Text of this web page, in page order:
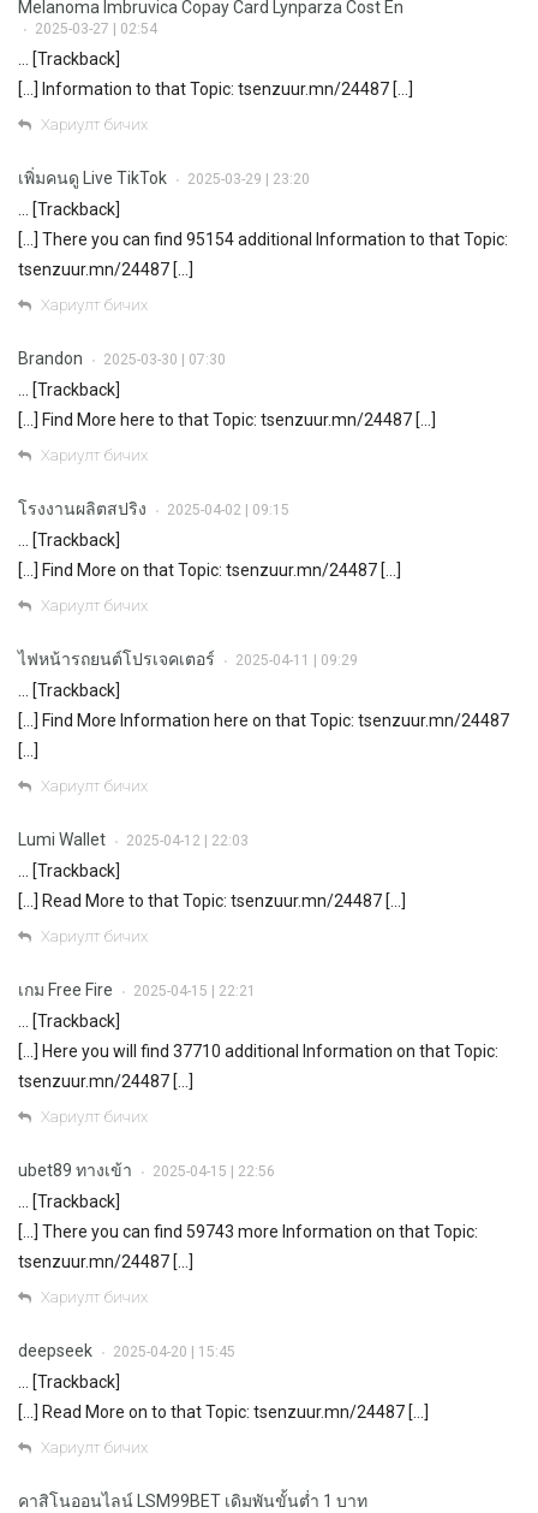
Melanoma Imbruvica Copay Card Lynparza Cost En
• 2025-03-27 | 02:54
… [Trackback]
[…] Information to that Topic: tsenzuur.mn/24487 […]
Хариулт бичих
เพิ่มคนดู Live TikTok • 2025-03-29 | 23:20
… [Trackback]
[…] There you can find 95154 additional Information to that Topic:
tsenzuur.mn/24487 […]
Хариулт бичих
Brandon • 2025-03-30 | 07:30
… [Trackback]
[…] Find More here to that Topic: tsenzuur.mn/24487 […]
Хариулт бичих
โรงงานผลิตสปริง • 2025-04-02 | 09:15
… [Trackback]
[…] Find More on that Topic: tsenzuur.mn/24487 […]
Хариулт бичих
ไฟหน้ารถยนต์โปรเจคเตอร์ • 2025-04-11 | 09:29
… [Trackback]
[…] Find More Information here on that Topic: tsenzuur.mn/24487
[…]
Хариулт бичих
Lumi Wallet • 2025-04-12 | 22:03
… [Trackback]
[…] Read More to that Topic: tsenzuur.mn/24487 […]
Хариулт бичих
เกม Free Fire • 2025-04-15 | 22:21
… [Trackback]
[…] Here you will find 37710 additional Information on that Topic:
tsenzuur.mn/24487 […]
Хариулт бичих
ubet89 ทางเข้า • 2025-04-15 | 22:56
… [Trackback]
[…] There you can find 59743 more Information on that Topic:
tsenzuur.mn/24487 […]
Хариулт бичих
deepseek • 2025-04-20 | 15:45
… [Trackback]
[…] Read More on to that Topic: tsenzuur.mn/24487 […]
Хариулт бичих
คาสิโนออนไลน์ LSM99BET เดิมพันขั้นต่ำ 1 บาท